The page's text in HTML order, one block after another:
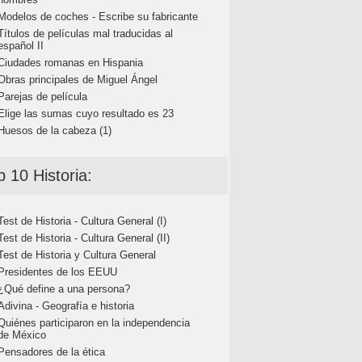
de coches - Escribe su fabricante
de películas mal traducidas al
II
romanas en Hispania
principales de Miguel Ángel
de película
las sumas cuyo resultado es 23
de la cabeza (1)
10 Historia:
de Historia - Cultura General (I)
de Historia - Cultura General (II)
de Historia y Cultura General
de los EEUU
define a una persona?
- Geografía e historia
participaron en la independencia
México
de la ética